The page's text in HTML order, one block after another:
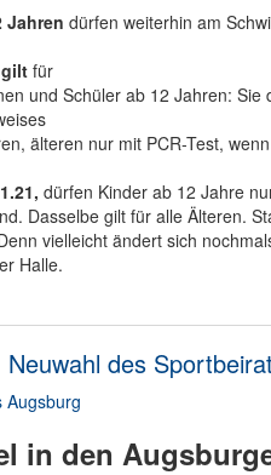
Jahren dürfen weiterhin am
gilt für
und Schüler ab 12 Jahren:
älteren nur mit PCR-Test,
dürfen Kinder ab 12 Jahre
Dasselbe gilt für alle Älteren.
vielleicht ändert sich
Halle.
des
Augsburg
in den